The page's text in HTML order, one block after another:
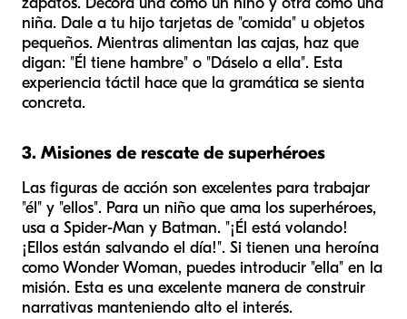
niña. Dale a tu hijo tarjetas de "comida" u objetos
pequeños. Mientras alimentan las cajas, haz que
digan: "Él tiene hambre" o "Dáselo a ella". Esta
experiencia táctil hace que la gramática se sienta
concreta.
3. Misiones de rescate de superhéroes
Las figuras de acción son excelentes para trabajar
"él" y "ellos". Para un niño que ama los superhéroes,
usa a Spider-Man y Batman. "¡Él está volando!
¡Ellos están salvando el día!". Si tienen una heroína
como Wonder Woman, puedes introducir "ella" en la
misión. Esta es una excelente manera de construir
narrativas manteniendo alto el interés.